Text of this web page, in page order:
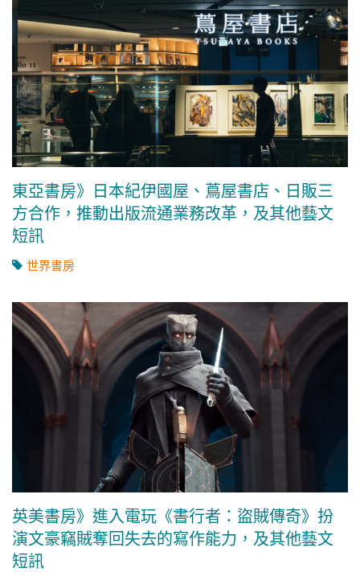
東亞書房》日本紀伊國屋、蔦屋書店、日販三
方合作，推動出版流通業務改革，及其他藝文
短訊
世界書房
英美書房》進入電玩《書行者：盜賊傳奇》扮
演文豪竊賊奪回失去的寫作能力，及其他藝文
短訊